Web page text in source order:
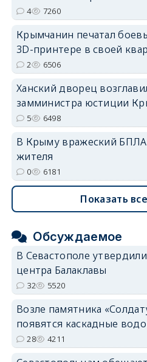
4 7260
Крымчанин печатал
3D-принтере в своей
2 6506
Ханский дворец
замминистра юстиции
5 6498
В Крыму вражеский
жителя
0 6181
Показать
Обсуждаемое
В Севастополе
центра Балаклавы
32 5520
Возле памятника
появятся каскадные
28 4211